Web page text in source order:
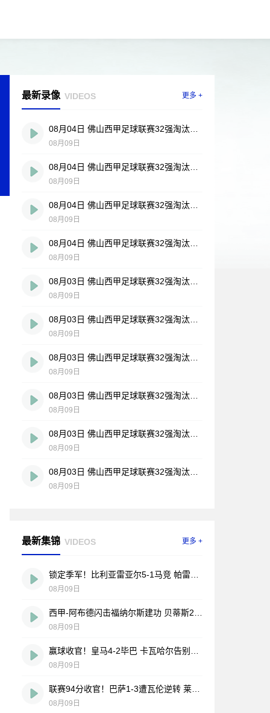
最新录像 VIDEOS 更多 +
08月09日
08月09日
08月09日
08月09日
08月09日
08月09日
08月09日
08月09日
08月09日
08月09日
最新集锦 VIDEOS 更多 +
08月09日
08月09日
08月09日
08月09日